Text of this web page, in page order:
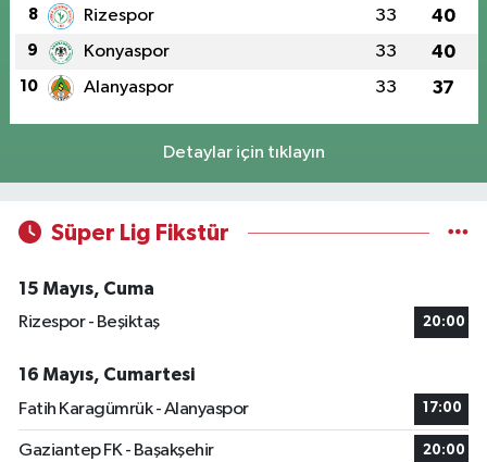
8 Rizespor 33 40
9 Konyaspor 33 40
10 Alanyaspor 33 37
Detaylar için tıklayın
Süper Lig Fikstür
15 Mayıs, Cuma
Rizespor - Beşiktaş
20:00
16 Mayıs, Cumartesi
Fatih Karagümrük - Alanyaspor
17:00
Gaziantep FK - Başakşehir 20:00